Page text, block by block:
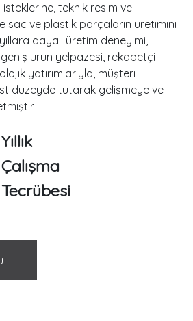
teknik resim ve
sac ve plastik parçaların üretimini
dayalı üretim deneyimi,
ürün yelpazesi, rekabetçi
yatırımlarıyla, müşteri
düzeyde tutarak gelişmeye ve
Yıllık
Çalışma
Tecrübesi